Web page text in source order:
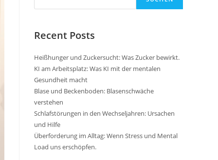
Recent Posts
Heißhunger und Zuckersucht: Was Zucker bewirkt.
KI am Arbeitsplatz: Was KI mit der mentalen
Gesundheit macht
Blase und Beckenboden: Blasenschwäche
verstehen
Schlafstörungen in den Wechseljahren: Ursachen
und Hilfe
Überforderung im Alltag: Wenn Stress und Mental
Load uns erschöpfen.